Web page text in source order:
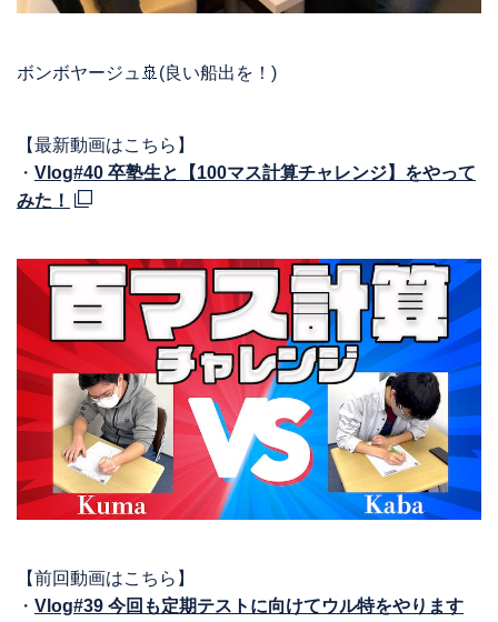
ボンボヤージュ🚢(良い船出を！)
【最新動画はこちら】
・ Vlog#40 卒塾生と【100マス計算チャレンジ】をやって
みた！
【前回動画はこちら】
・ Vlog#39 今回も定期テストに向けてウル特をやります